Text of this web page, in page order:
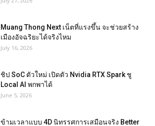
Muang Thong Next เน็ตที่แรงขึ้น จะช่วยสร้าง
เมืองอัจฉริยะได้จริงไหม
July 16, 2026
ชิป SoC ตัวใหม่ เปิดตัว Nvidia RTX Spark ชู
Local AI พกพาได้
June 5, 2026
ข้ามเวลาแบบ 4D นิทรรศการเสมือนจริง Better